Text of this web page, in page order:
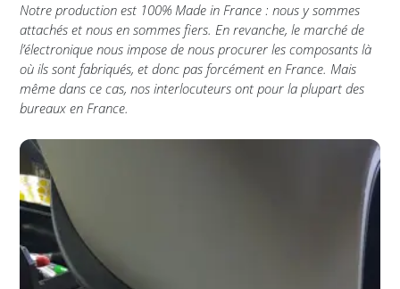
Notre production est 100% Made in France : nous y sommes
attachés et nous en sommes fiers. En revanche, le marché de
l’électronique nous impose de nous procurer les composants là
où ils sont fabriqués, et donc pas forcément en France. Mais
même dans ce cas, nos interlocuteurs ont pour la plupart des
bureaux en France.